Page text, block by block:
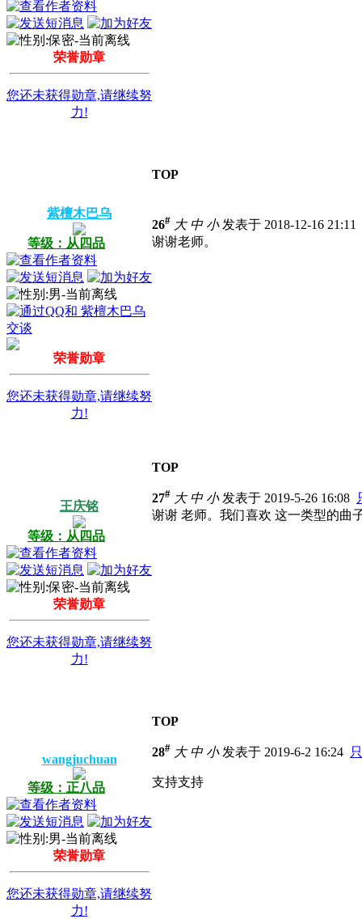
荣誉勋章
您还未获得勋章,请继续努
力!
TOP
紫檀木巴乌
等级：从四品
荣誉勋章
您还未获得勋章,请继续努
力!
26# 大 中 小发表于 2018-12-16 21:11
谢谢老师。
TOP
王庆铭
等级：从四品
荣誉勋章
您还未获得勋章,请继续努
力!
27# 大 中 小发表于 2019-5-26 16:08
谢谢 老师。我们喜欢 这一类型的曲
TOP
wangjuchuan
等级：正八品
荣誉勋章
您还未获得勋章,请继续努
力!
28# 大 中 小发表于 2019-6-2 16:24
支持支持